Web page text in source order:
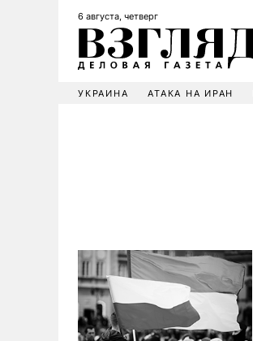
6 августа, четверг
УКРАИНА АТАКА НА ИРАН